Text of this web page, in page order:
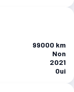
99000 km
Non
2021
Oui